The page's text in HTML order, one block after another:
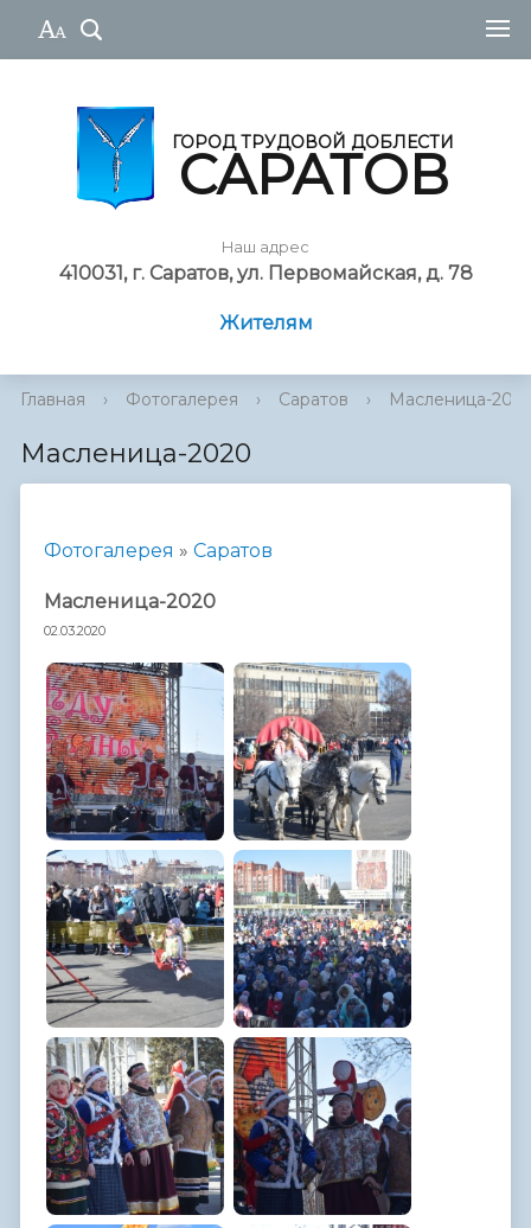
ГОРОД ТРУДОВОЙ ДОБЛЕСТИ
САРАТОВ
Наш адрес
410031, г. Саратов, ул. Первомайская, д. 78
Жителям
Главная › Фотогалерея › Саратов › Масленица-
Масленица-2020
Фотогалерея » Саратов
Масленица-2020
02.03.2020